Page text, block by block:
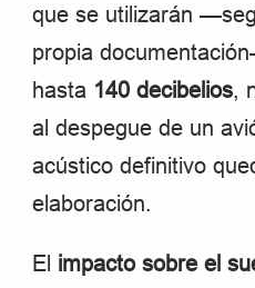
que se utilizarán
propia
hasta 140 decibelios,
al despegue de un
acústico definitivo
elaboración.
El impacto sobre el